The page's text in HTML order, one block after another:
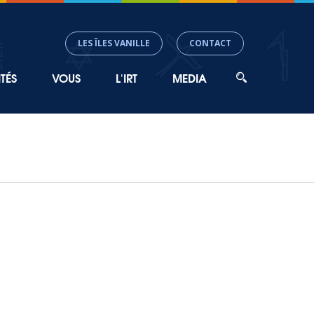
VOUS L'IRT MEDIA
LES ÎLES VANILLE CONTACT